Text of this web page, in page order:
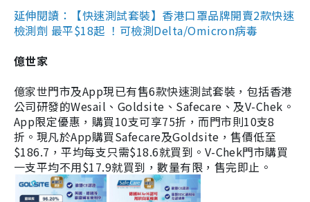
延伸閱讀：【快速測試套裝】香港口罩品牌開賣2款快速
檢測劑 最平$18起 ！可檢測Delta/Omicron病毒
億世家
億家世門市及App現已有售6款快速測試套裝，包括香港
公司研發的Wesail、Goldsite、Safecare、及V-Chek。
App限定優惠，購買10支可享75折，而門市則10支8
折。現凡於App購買Safecare及Goldsite，售價低至
$186.7，平均每支只需$18.6就買到。V-Chek門市購買
一支平均不用$17.9就買到，數量有限，售完即止。